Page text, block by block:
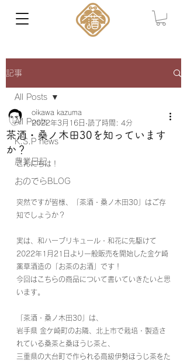
記事
All Posts
K.S.P news
農業日記
おのでらBLOG
All Posts
茶酒・桑ノ木田30を知っています
か？
oikawa kazuma
2022年3月16日 読了時間: 4分
こんにちは！
突然ですが皆様、「茶酒・桑ノ木田30」はご存
知でしょうか？
実は、和ハーブリキュール・和花に先駆けて
2022年1月21日より一般販売を開始した金ケ崎
薬草酒造の「お茶のお酒」です！
今回はこちらの商品について書いていきたいと思
います。
「茶酒・桑ノ木田30」は、
岩手県 金ケ崎町のお隣、北上市で栽培・製造さ
れている桑茶と桑ほうじ茶と、
三重県の大台町で作られる高級伊勢ほうじ茶をた